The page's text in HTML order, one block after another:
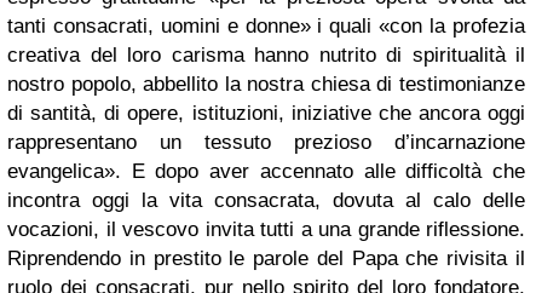
tanti consacrati, uomini e donne» i quali «con la profezia
creativa del loro carisma hanno nutrito di spiritualità il
nostro popolo, abbellito la nostra chiesa di testimonianze
di santità, di opere, istituzioni, iniziative che ancora oggi
rappresentano un tessuto prezioso d’incarnazione
evangelica». E dopo aver accennato alle difficoltà che
incontra oggi la vita consacrata, dovuta al calo delle
vocazioni, il vescovo invita tutti a una grande riflessione.
Riprendendo in prestito le parole del Papa che rivisita il
ruolo dei consacrati, pur nello spirito del loro fondatore,